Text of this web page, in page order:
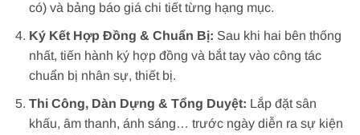
có) và bảng báo giá chi tiết từng hạng mục.
Ký Kết Hợp Đồng & Chuẩn Bị: Sau khi hai bên thống
nhất, tiến hành ký hợp đồng và bắt tay vào công tác
chuẩn bị nhân sự, thiết bị.
Thi Công, Dàn Dựng & Tổng Duyệt: Lắp đặt sân
khấu, âm thanh, ánh sáng… trước ngày diễn ra sự kiện